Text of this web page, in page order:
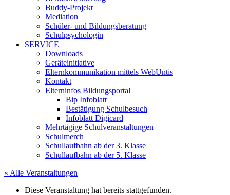
Buddy-Projekt
Mediation
Schüler- und Bildungsberatung
Schulpsychologin
SERVICE
Downloads
Geräteinitiative
Elternkommunikation mittels WebUntis
Kontakt
Elterninfos Bildungsportal
Bip Infoblatt
Bestätigung Schulbesuch
Infoblatt Digicard
Mehrtägige Schulveranstaltungen
Schulmerch
Schullaufbahn ab der 3. Klasse
Schullaufbahn ab der 5. Klasse
« Alle Veranstaltungen
Diese Veranstaltung hat bereits stattgefunden.